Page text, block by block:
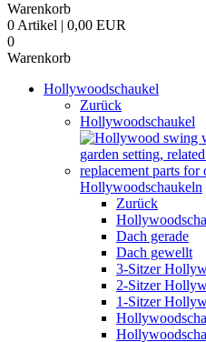
Warenkorb
0 Artikel | 0,00 EUR
0
Warenkorb
Hollywoodschaukel
Zurück
Hollywoodschaukel
Hollywoodschaukeln
Zurück
Dach gerade
Dach gewellt
3-Sitzer
2-Sitzer
1-Sitzer